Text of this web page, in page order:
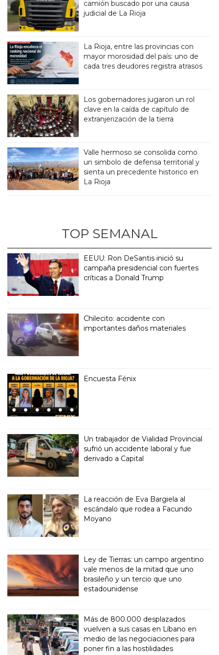
camión buscado por una causa
judicial de La Rioja
La Rioja, entre las provincias con
mayor morosidad del país: uno de
cada tres deudores registra atrasos
Los gobernadores jugaron un rol
clave en la caída de capítulo de
extranjerización de la tierra
Valle hermoso se consolida como
un simbolo de defensa territorial y
sienta un precedente historico en
La Rioja
TOP SEMANAL
EEUU: Ron DeSantis inició su
campaña presidencial con fuertes
críticas a Donald Trump
Chilecito: accidente con
importantes daños materiales
Encuesta Fénix
Un trabajador de Vialidad Provincial
sufrió un accidente laboral y fue
derivado a Capital
La reacción de Eva Bargiela al
escándalo que rodea a Facundo
Moyano
Ley de Tierras: un campo argentino
vale menos de la mitad que uno
brasileño y un tercio que uno
estadounidense
Más de 800.000 desplazados
vuelven a sus casas en Líbano en
medio de las negociaciones para
poner fin a las hostilidades